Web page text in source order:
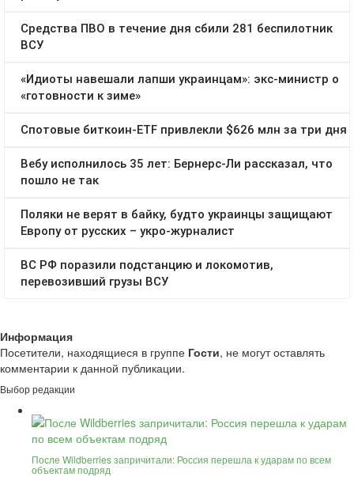
Информация
Посетители, находящиеся в группе Гости, не могут оставлять
комментарии к данной публикации.
Выбор редакции
После Wildberries запричитали: Россия перешла к ударам по всем
объектам подряд